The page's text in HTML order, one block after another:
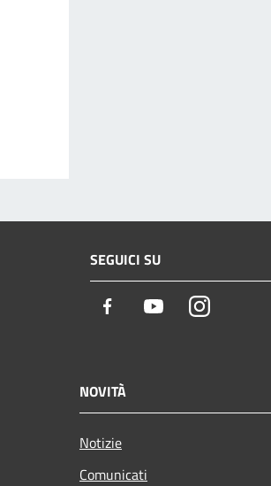
SEGUICI SU
Facebook YoutubeInstagram
NOVITÀ
Notizie
Comunicati